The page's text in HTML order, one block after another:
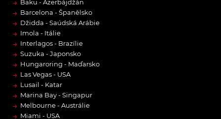
→ Baku - Ázerbájdžán
→ Barcelona - Španělsko
→ Džidda - Saúdská Arábie
→ Imola - Itálie
→ Interlagos - Brazílie
→ Suzuka - Japonsko
→ Hungaroring - Maďarsko
→ Las Vegas - USA
→ Lusail - Katar
→ Marina Bay - Singapur
→ Melbourne - Austrálie
→ Miami - USA